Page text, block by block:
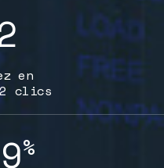
en
2 clics
%